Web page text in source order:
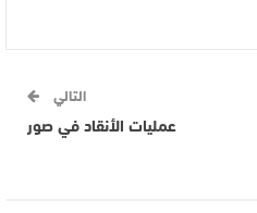
التالي
عمليات الأنقاد في صور